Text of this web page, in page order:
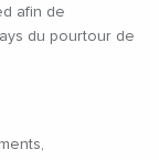
afin de
du pourtour de